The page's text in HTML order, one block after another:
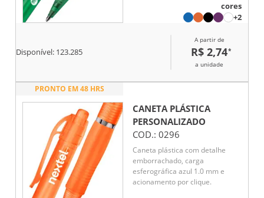
cores
+2
Disponível: 123.285
A partir de
R$ 2,74*
a unidade
PRONTO EM 48 HRS
CANETA PLÁSTICA
PERSONALIZADO
COD.: 0296
Caneta plástica com detalhe
emborrachado, carga
esferográfica azul 1.0 mm e
acionamento por clique.